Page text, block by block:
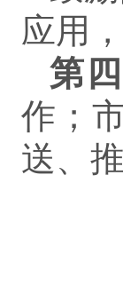
应用
第
作；
送、